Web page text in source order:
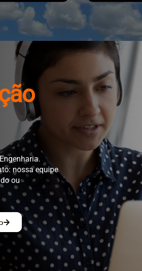
nossa equipe
ou